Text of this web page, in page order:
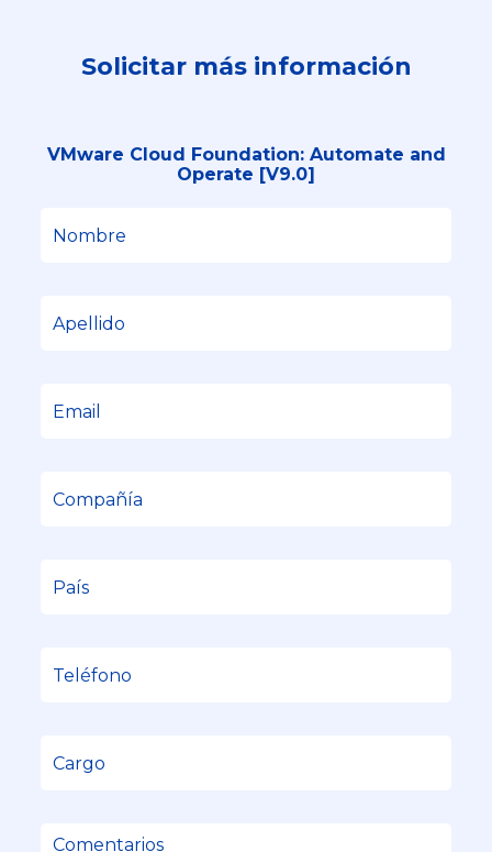
Solicitar más información
VMware Cloud Foundation: Automate and
Operate [V9.0]